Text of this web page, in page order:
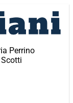
Perrino